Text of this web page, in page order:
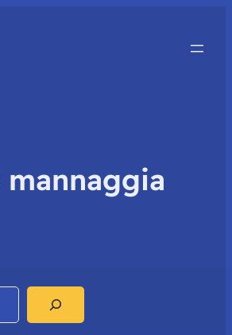
mannaggia